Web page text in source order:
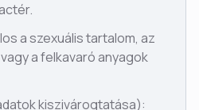
a szexuális tartalom, az
a felkavaró anyagok
kiszivárogtatása):